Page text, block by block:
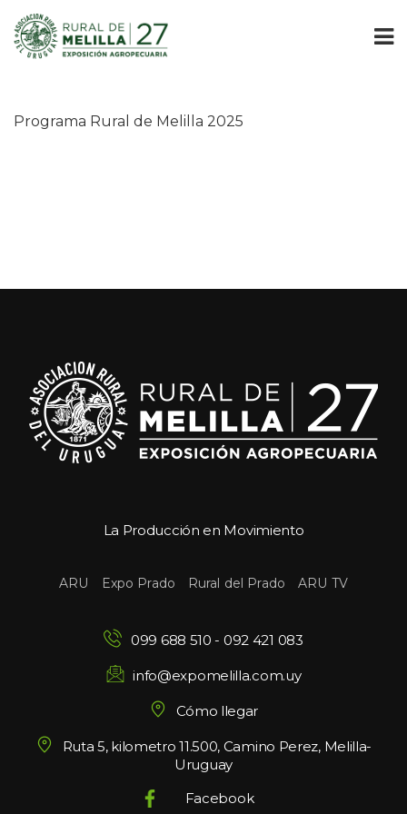
Programa Rural de Melilla 2025
La Producción en Movimiento
ARU Expo Prado Rural del Prado ARU TV
099 688 510 - 092 421 083
info@expomelilla.com.uy
Cómo llegar
Ruta 5, kilometro 11.500, Camino Perez, Melilla-
Uruguay
Facebook